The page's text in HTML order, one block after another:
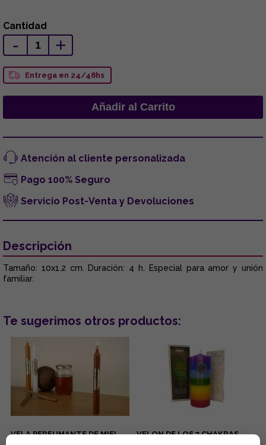
Cantidad
- +
Entrega en 24/48hs
Atención al cliente personalizada
Pago 100% Seguro
Servicio Post-Venta y Devoluciones
Descripción
Tamaño: 10x1.2 cm. Duración: 4 h. Especial para amor y unión
familiar.
Te sugerimos otros productos:
VELA PERFUMANTE DE MIEL,
VELON DE LOS 7 CHAKRAS